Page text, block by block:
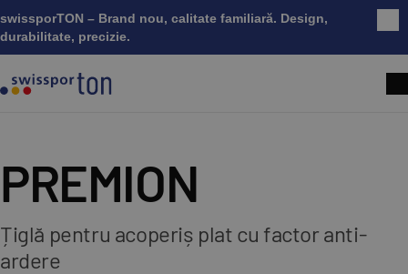
swissporTON – Brand nou, calitate familiară. Design,
durabilitate, precizie.
PREMION
Țiglă pentru acoperiș plat cu factor anti-
ardere